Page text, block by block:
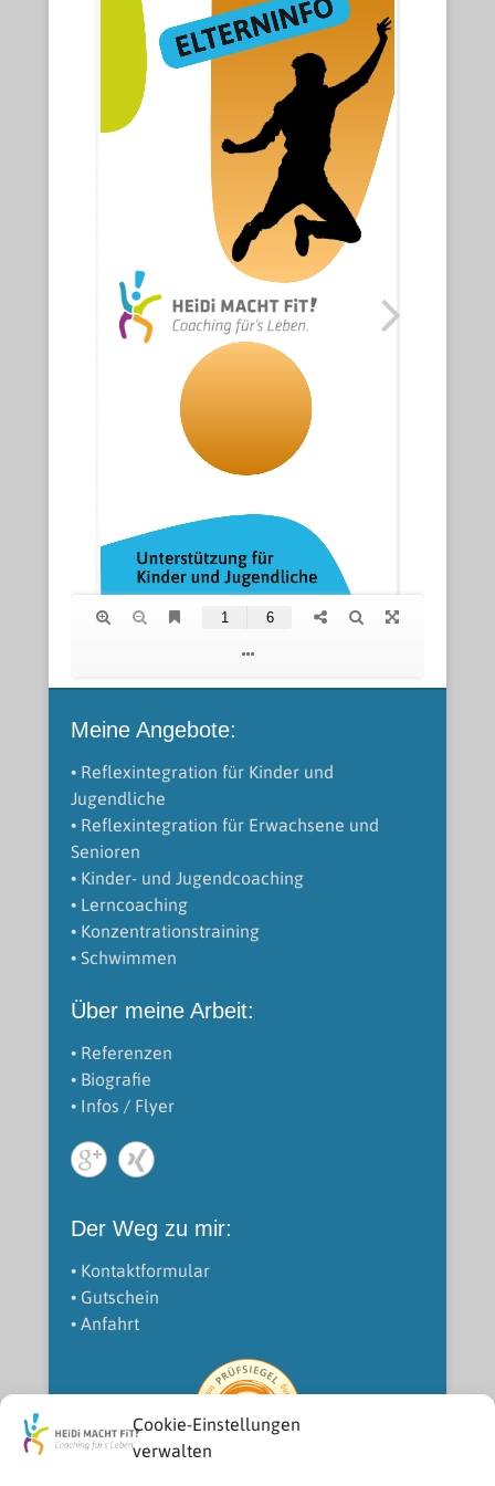
Cookie-Einstellungen
verwalten
Meine Angebote:
• Reflexintegration für Kinder und
Jugendliche
• Reflexintegration für Erwachsene und
Senioren
• Kinder- und Jugendcoaching
• Lerncoaching
• Konzentrationstraining
• Schwimmen
Über meine Arbeit:
• Referenzen
• Biografie
• Infos / Flyer
Der Weg zu mir:
• Kontaktformular
• Gutschein
• Anfahrt